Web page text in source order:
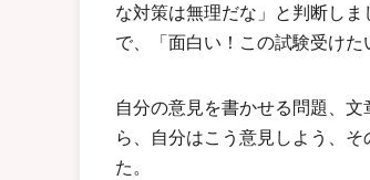
な対策は無理だな」と判断し
で、「面白い！この試験受けた
自分の意見を書かせる問題、
ら、自分はこう意見しよう、
た。